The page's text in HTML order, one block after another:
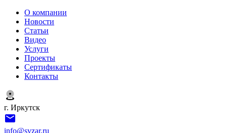
О компании
Новости
Статьи
Видео
Услуги
Проекты
Сертификаты
Контакты
г. Иркутск
info@svzar.ru